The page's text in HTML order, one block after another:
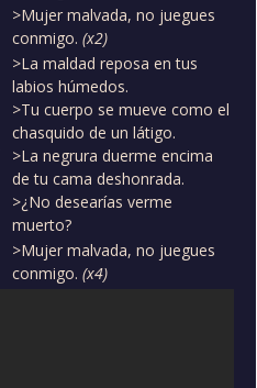
>Mujer malvada, no juegues
conmigo. (x2)
>La maldad reposa en tus
labios húmedos.
>Tu cuerpo se mueve como el
chasquido de un látigo.
>La negrura duerme encima
de tu cama deshonrada.
>¿No desearías verme
muerto?
>Mujer malvada, no juegues
conmigo. (x4)